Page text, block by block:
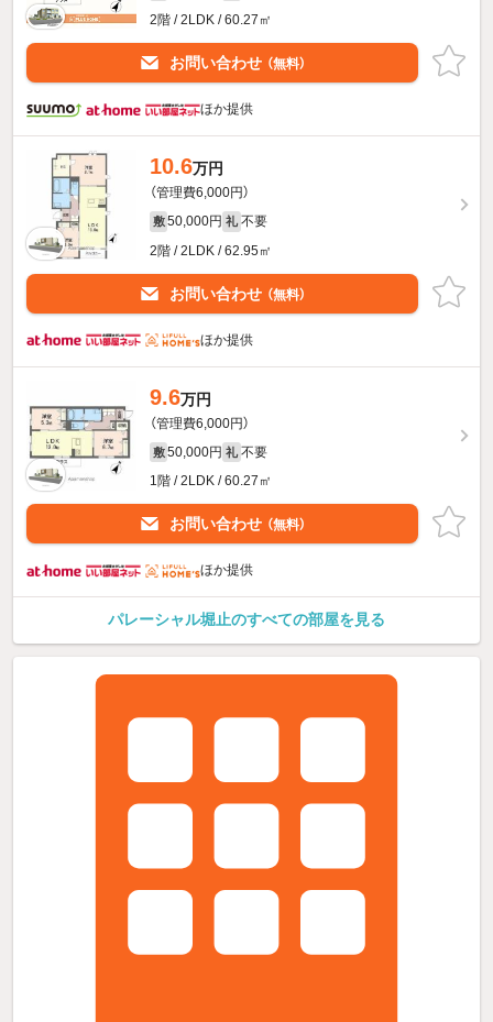
2階 / 2LDK / 60.27㎡
お問い合わせ （無料）
ほか提供
10.6万円
（管理費6,000円）
敷 50,000円 礼 不要
2階 / 2LDK / 62.95㎡
お問い合わせ （無料）
ほか提供
9.6万円
（管理費6,000円）
敷 50,000円 礼 不要
1階 / 2LDK / 60.27㎡
お問い合わせ （無料）
ほか提供
パレーシャル堀止のすべての部屋を見る